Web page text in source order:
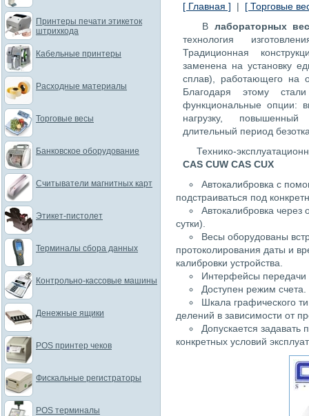
[ Главная ] | [ Торговые
В лабораторных
технология
Традиционная
заменена на установку
сплав), работающего на
Благодаря этому
функциональные опции:
нагрузку, повышенный
длительный период
Технико-
CAS CUW CAS CUX
Автокалибровка с
подстраиваться под
Автокалибровка
сутки).
Весы оборудованы
протоколирования даты и
калибровки устройства.
Интерфейсы
Доступен режим счета.
Шкала графического
делений в зависимости от
Допускается задавать
конкретных условий
Принтеры печати этикеток
штрихкода
Кабельные принтеры
Расходные материалы
Торговые весы
Банковское оборудование
Считыватели магнитных карт
Этикет-пистолет
Терминалы сбора данных
Контрольно-кассовые машины
Денежные ящики
POS принтер чеков
Фискальные регистраторы
POS терминалы